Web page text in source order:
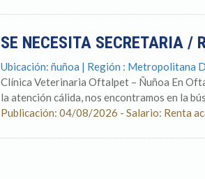
SE NECESITA SECRETARIA /
Ubicación: ñuñoa | Región : Metropolitana
Clínica Veterinaria Oftalpet – Ñuñoa En
la atención cálida, nos encontramos en la
Publicación: 04/08/2026 - Salario: Renta